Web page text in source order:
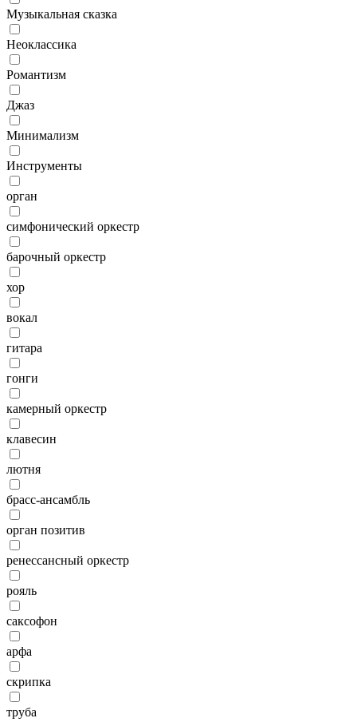
Музыкальная сказка
Неоклассика
Романтизм
Джаз
Минимализм
Инструменты
орган
симфонический оркестр
барочный оркестр
хор
вокал
гитара
гонги
камерный оркестр
клавесин
лютня
брасс-ансамбль
орган позитив
ренессансный оркестр
рояль
саксофон
арфа
скрипка
труба